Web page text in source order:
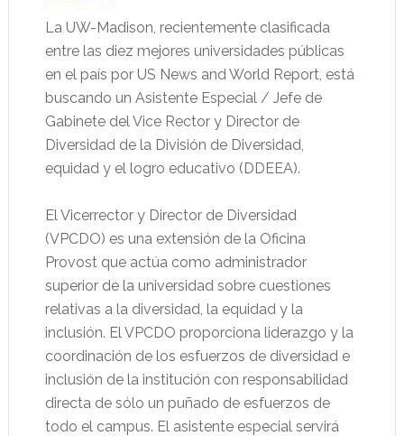
La UW-Madison, recientemente clasificada
entre las diez mejores universidades públicas
en el país por US News and World Report, está
buscando un Asistente Especial / Jefe de
Gabinete del Vice Rector y Director de
Diversidad de la División de Diversidad,
equidad y el logro educativo (DDEEA).
El Vicerrector y Director de Diversidad
(VPCDO) es una extensión de la Oficina
Provost que actúa como administrador
superior de la universidad sobre cuestiones
relativas a la diversidad, la equidad y la
inclusión. El VPCDO proporciona liderazgo y la
coordinación de los esfuerzos de diversidad e
inclusión de la institución con responsabilidad
directa de sólo un puñado de esfuerzos de
todo el campus. El asistente especial servirá